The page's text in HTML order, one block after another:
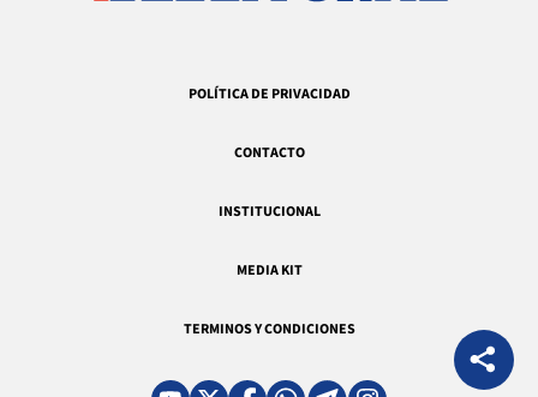
POLÍTICA DE PRIVACIDAD
CONTACTO
INSTITUCIONAL
MEDIA KIT
TERMINOS Y CONDICIONES